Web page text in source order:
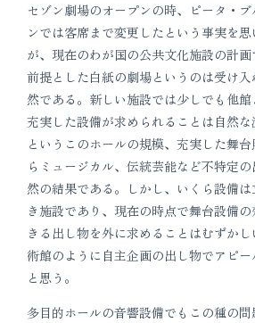
セゾン劇場のオープンの時、ピータ・
ンでは客席まで変更したという事実を
が、現在のわが国の公共文化施設の計
前提とした白紙の劇場というのは受け
然である。新しい施設では少しでも他館
充実した設備が求められることは自然
というこのホールの規模、充実した舞
らミュージカル、伝統芸能など不特定
然の結果である。しかし、いくら設備
き施設であり、現在の時点で舞台設備
きる出し物を外に求めることはむずか
術館のように自主企画の出し物でアピ
と思う。
多目的ホールの音響設備でもこの種の問